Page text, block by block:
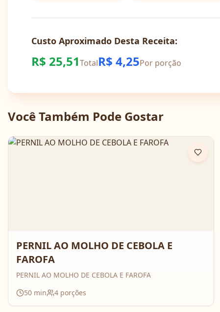
Custo Aproximado Desta Receita:
R$ 25,51TotalR$ 4,25Por porção
Você Também Pode Gostar
PERNIL AO MOLHO DE CEBOLA E
FAROFA
PERNIL AO MOLHO DE CEBOLA E FAROFA
50 min 4 porções